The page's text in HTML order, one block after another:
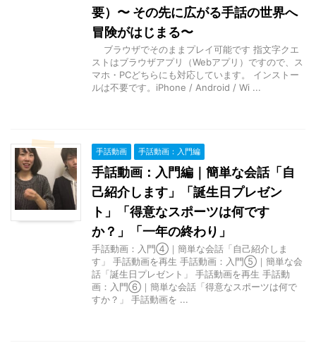
要）〜 その先に広がる手話の世界へ
冒険がはじまる〜
ブラウザでそのままプレイ可能です 指文字クエ
ストはブラウザアプリ（Webアプリ）ですので、ス
マホ・PCどちらにも対応しています。 インストー
ルは不要です。iPhone / Android / Wi ...
手話動画 手話動画：入門編
手話動画：入門編｜簡単な会話「自
己紹介します」「誕生日プレゼン
ト」「得意なスポーツは何です
か？」「一年の終わり」
手話動画：入門④｜簡単な会話「自己紹介しま
す」 手話動画を再生 手話動画：入門⑤｜簡単な会
話「誕生日プレゼント」 手話動画を再生 手話動
画：入門⑥｜簡単な会話「得意なスポーツは何で
すか？」 手話動画を ...